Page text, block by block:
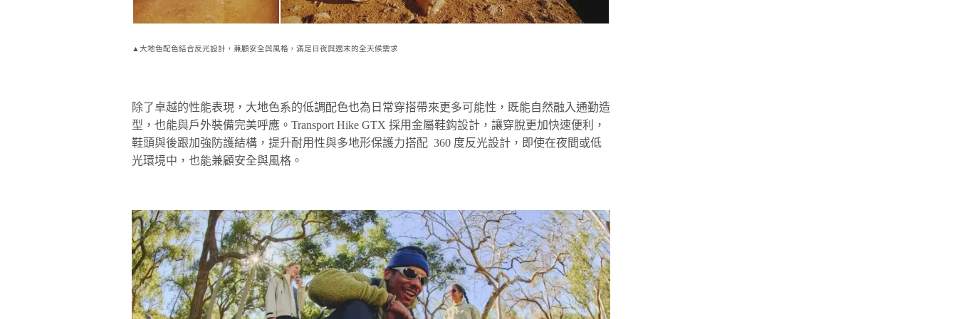
▲大地色配色結合反光設計，兼顧安全與風格，滿足日夜與週末的全天候需求
除了卓越的性能表現，大地色系的低調配色也為日常穿搭帶來更多可能性，既能自然融入通勤造
型，也能與戶外裝備完美呼應。Transport Hike GTX 採用金屬鞋鈎設計，讓穿脫更加快速便利，
鞋頭與後跟加強防護結構，提升耐用性與多地形保護力搭配 360 度反光設計，即使在夜間或低
光環境中，也能兼顧安全與風格。